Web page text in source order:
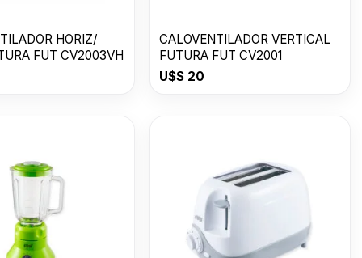
HORIZ/
FUT CV2003VH
CALOVENTILADOR VERTICAL
FUTURA FUT CV2001
U$S 20